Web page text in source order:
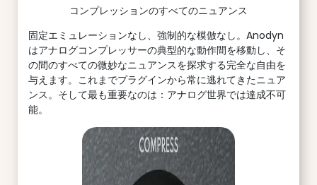
コンプレッションのすべてのニュアンス
固定エミュレーションなし、強制的な模倣なし。Anodyn
はアナログコンプレッサーの典型的な動作間を移動し、そ
の間のすべての微妙なニュアンスを探求する完全な自由を
与えます。これまでプラグインから常に逃れてきたニュア
ンス。そして最も重要なのは：アナログ世界では達成不可
能。